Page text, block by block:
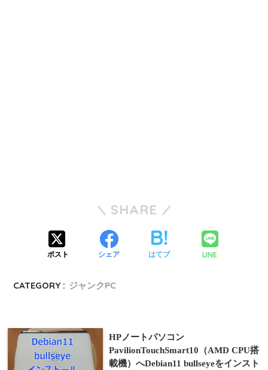
SHARE
ポスト シェア はてブ LINE
CATEGORY : ジャンクPC
HPノートパソコン
PavilionTouchSmart10（AMD CPU搭
載機）へDebian11 bullseyeをインスト